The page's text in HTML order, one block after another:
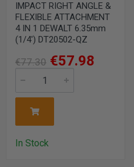
IMPACT RIGHT ANGLE &
FLEXIBLE ATTACHMENT
4 IN 1 DEWALT 6.35mm
(1/4') DT20502-QZ
€77.30 €57.98
In Stock